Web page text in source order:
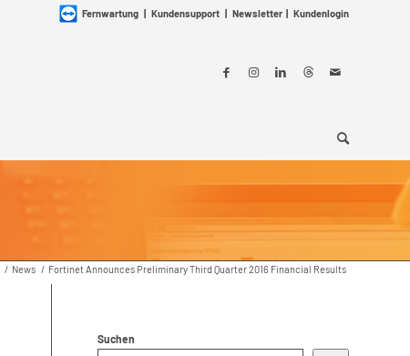
Fernwartung | Kundensupport | Newsletter | Kundenlogin
/ News / Fortinet Announces Preliminary Third Quarter 2016 Financial Results
Suchen